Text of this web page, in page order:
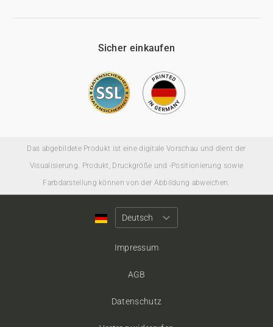
Sicher einkaufen
Das abgebildete Produkt ist eine digitale Vorschau und dient der
Visualisierung. Produkt, Druckgröße und -Positionierung sowie
Farbdarstellung können von der Abbildung abweichen.
Impressum
AGB
Datenschutz